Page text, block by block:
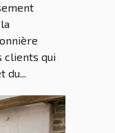
clients qui
du...